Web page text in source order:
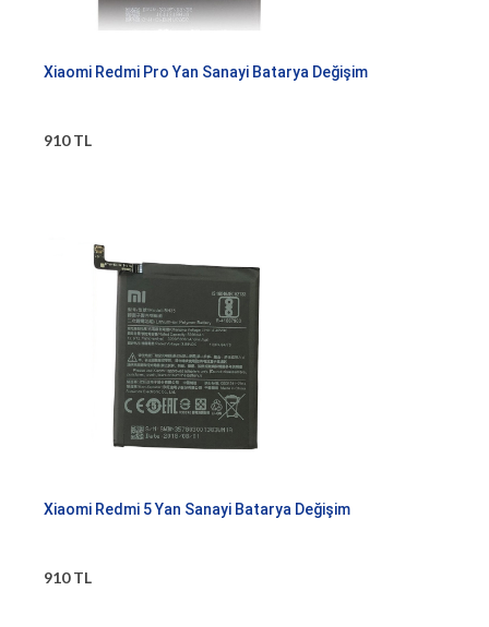
Xiaomi Redmi Pro Yan Sanayi Batarya Değişim
910 TL
Xiaomi Redmi 5 Yan Sanayi Batarya Değişim
910 TL